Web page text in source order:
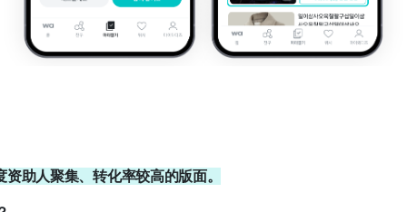
助人聚集、转化率较高的版面。